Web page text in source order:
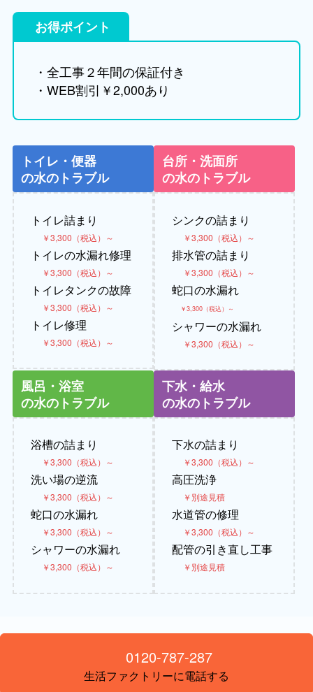
お得ポイント
・全工事２年間の保証付き
・WEB割引￥2,000あり
トイレ・便器
の水のトラブル
トイレ詰まり
￥3,300（税込）～
トイレの水漏れ修理
￥3,300（税込）～
トイレタンクの故障
￥3,300（税込）～
トイレ修理
￥3,300（税込）～
台所・洗面所
の水のトラブル
シンクの詰まり
￥3,300（税込）～
排水管の詰まり
￥3,300（税込）～
蛇口の水漏れ
￥3,300（税込）～
シャワーの水漏れ
￥3,300（税込）～
風呂・浴室
の水のトラブル
浴槽の詰まり
￥3,300（税込）～
洗い場の逆流
￥3,300（税込）～
蛇口の水漏れ
￥3,300（税込）～
シャワーの水漏れ
￥3,300（税込）～
下水・給水
の水のトラブル
下水の詰まり
￥3,300（税込）～
高圧洗浄
￥別途見積
水道管の修理
￥3,300（税込）～
配管の引き直し工事
￥別途見積
0120-787-287
生活ファクトリーに電話する